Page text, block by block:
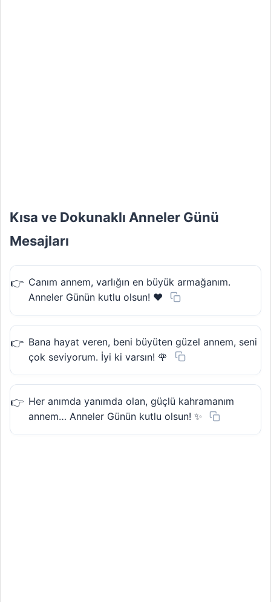
Kısa ve Dokunaklı Anneler Günü
Mesajları
Canım annem, varlığın en büyük armağanım.
Anneler Günün kutlu olsun! ❤️
Bana hayat veren, beni büyüten güzel annem, seni
çok seviyorum. İyi ki varsın! 🌹
Her anımda yanımda olan, güçlü kahramanım
annem… Anneler Günün kutlu olsun! ✨